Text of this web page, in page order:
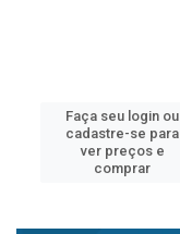
Faça seu login ou
cadastre-se para
ver preços e
comprar